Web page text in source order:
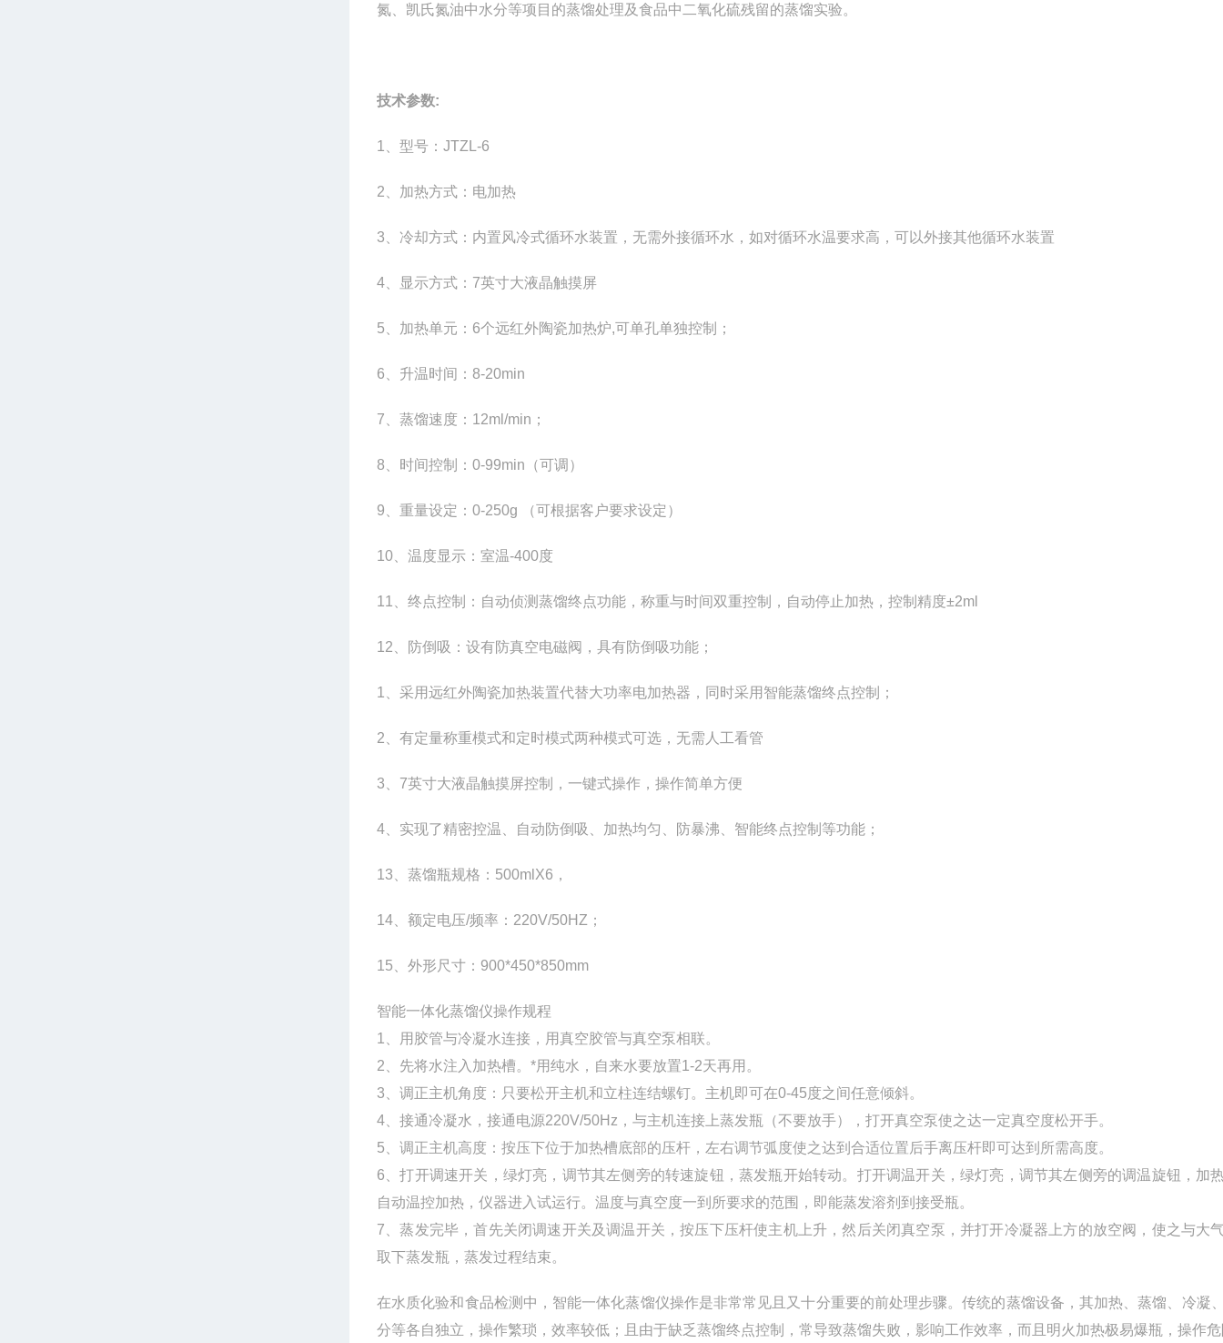
氮、凯氏氮油中水分等项目的蒸馏处理及食品中二氧化硫残留的蒸馏实验。
技术参数:
1、型号：JTZL-6
2、加热方式：电加热
3、冷却方式：内置风冷式循环水装置，无需外接循环水，如对循环水温要求高，可以外接其他循环水装置
4、显示方式：7英寸大液晶触摸屏
5、加热单元：6个远红外陶瓷加热炉,可单孔单独控制；
6、升温时间：8-20min
7、蒸馏速度：12ml/min；
8、时间控制：0-99min（可调）
9、重量设定：0-250g （可根据客户要求设定）
10、温度显示：室温-400度
11、终点控制：自动侦测蒸馏终点功能，称重与时间双重控制，自动停止加热，控制精度±2ml
12、防倒吸：设有防真空电磁阀，具有防倒吸功能；
1、采用远红外陶瓷加热装置代替大功率电加热器，同时采用智能蒸馏终点控制；
2、有定量称重模式和定时模式两种模式可选，无需人工看管
3、7英寸大液晶触摸屏控制，一键式操作，操作简单方便
4、实现了精密控温、自动防倒吸、加热均匀、防暴沸、智能终点控制等功能；
13、蒸馏瓶规格：500mlX6，
14、额定电压/频率：220V/50HZ；
15、外形尺寸：900*450*850mm
智能一体化蒸馏仪操作规程
1、用胶管与冷凝水连接，用真空胶管与真空泵相联。
2、先将水注入加热槽。*用纯水，自来水要放置1-2天再用。
3、调正主机角度：只要松开主机和立柱连结螺钉。主机即可在0-45度之间任意倾斜。
4、接通冷凝水，接通电源220V/50Hz，与主机连接上蒸发瓶（不要放手），打开真空泵使之达一定真空度松开手。
5、调正主机高度：按压下位于加热槽底部的压杆，左右调节弧度使之达到合适位置后手离压杆即可达到所需高度。
6、打开调速开关，绿灯亮，调节其左侧旁的转速旋钮，蒸发瓶开始转动。打开调温开关，绿灯亮，调节其左侧旁的调温旋钮，加
自动温控加热，仪器进入试运行。温度与真空度一到所要求的范围，即能蒸发溶剂到接受瓶。
7、蒸发完毕，首先关闭调速开关及调温开关，按压下压杆使主机上升，然后关闭真空泵，并打开冷凝器上方的放空阀，使之与大
取下蒸发瓶，蒸发过程结束。
在水质化验和食品检测中，智能一体化蒸馏仪操作是非常常见且又十分重要的前处理步骤。传统的蒸馏设备，其加热、蒸馏、冷凝
分等各自独立，操作繁琐，效率较低；且由于缺乏蒸馏终点控制，常导致蒸馏失败，影响工作效率，而且明火加热极易爆瓶，操作